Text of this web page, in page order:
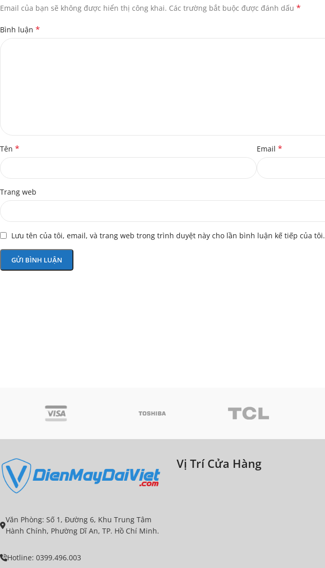
Email của bạn sẽ không được hiển thị công khai. Các trường bắt buộc được đánh dấu *
Bình luận *
Tên * Email*
Trang web
Lưu tên của tôi, email, và trang web trong trình duyệt này cho lần bình luận kế tiếp của tôi.
Văn Phòng: Số 1, Đường 6, Khu Trung Tâm
Hành Chính, Phường Dĩ An, TP. Hồ Chí Minh.
Hotline: 0399.496.003
Vị Trí Cửa Hàng